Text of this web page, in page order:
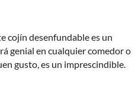
cojín desenfundable es un
genial en cualquier comedor o
gusto, es un imprescindible.